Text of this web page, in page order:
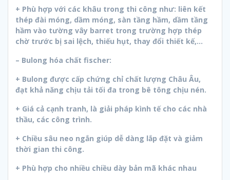
+ Phù hợp với các khâu trong thi công như: liên kết
thép đài móng, dầm móng, sàn tầng hầm, dầm tầng
hầm vào tường vây barret trong trường hợp thép
chờ trước bị sai lệch, thiếu hụt, thay đổi thiết kế,…
– Bulong hóa chất fischer:
+ Bulong được cấp chứng chỉ chất lượng Châu Âu,
đạt khả năng chịu tải tối đa trong bê tông chịu nén.
+ Giá cả cạnh tranh, là giải pháp kình tế cho các nhà
thầu, các công trình.
+ Chiều sâu neo ngắn giúp dễ dàng lắp đặt và giảm
thời gian thi công.
+ Phù hợp cho nhiều chiều dày bản mã khác nhau